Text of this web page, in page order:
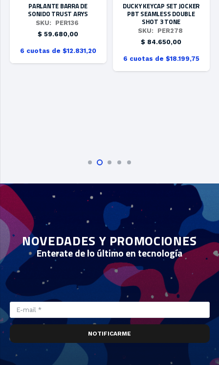
PARLANTE BARRA DE
SONIDO TRUST ARYS
SKU:
PER136
$ 59.680,00
6 cuotas de $12.831,20
DUCKY KEYCAP SET JOCKER
PBT SEAMLESS DOUBLE
SHOT 3 TONE
SKU:
PER278
$ 84.650,00
6 cuotas de $18.199,75
NOVEDADES Y PROMOCIONES
Enterate de lo último en tecnología
NOTIFICARME